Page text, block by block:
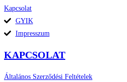
Kapcsolat
GYIK
Impresszum
KAPCSOLAT
Általános Szerződési Feltételek